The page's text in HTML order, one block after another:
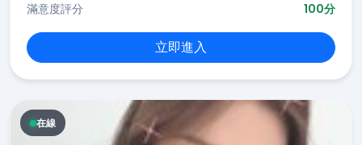
滿意度評分
100分
立即進入
在線